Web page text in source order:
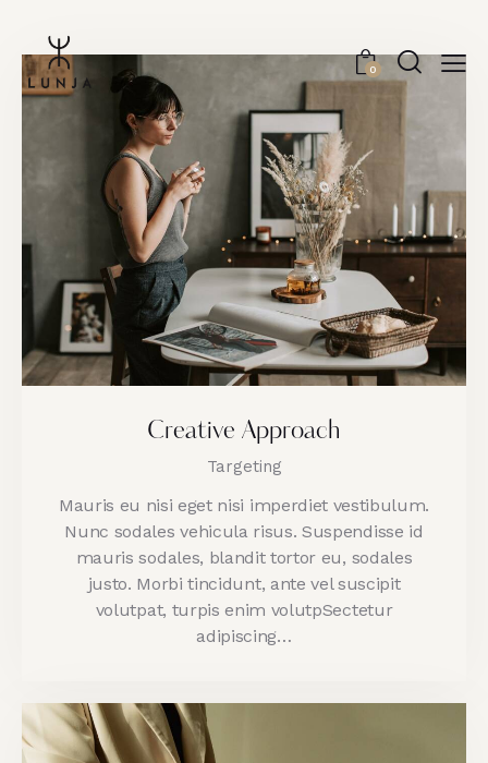
0
Creative Approach
Targeting
Mauris eu nisi eget nisi imperdiet vestibulum.
Nunc sodales vehicula risus. Suspendisse id
mauris sodales, blandit tortor eu, sodales
justo. Morbi tincidunt, ante vel suscipit
volutpat, turpis enim volutpSectetur
adipiscing…